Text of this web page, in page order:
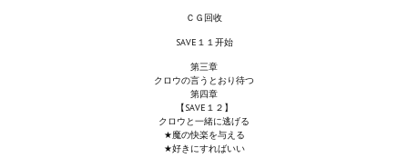
Kingdoms of Amalur: Reckoning
ＣＧ回收
SAVE１１开始
第三章
クロウの言うとおり待つ
第四章
【SAVE１２】
クロウと一緒に逃げる
★魔の快楽を与える
★好きにすればいい